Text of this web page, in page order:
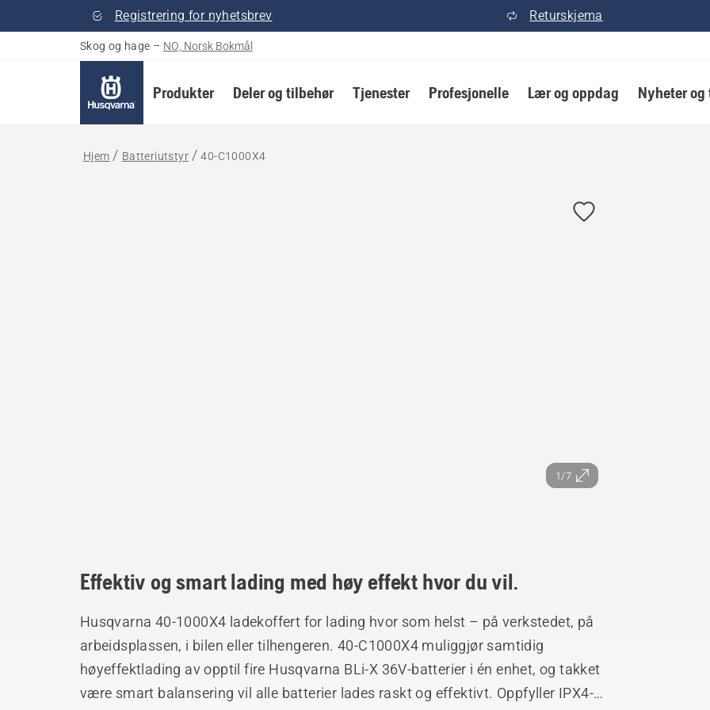
Registrering for nyhetsbrev Returskjema
Skog og hage – NO, Norsk Bokmål
Produkter Deler og tilbehør Tjenester Profesjonelle Lær og oppdag Nyheter
Hjem Batteriutstyr 40-C1000X4
1/7
Effektiv og smart lading med høy effekt hvor du vil.
Husqvarna 40-1000X4 ladekoffert for lading hvor som helst – på verkstedet, på
arbeidsplassen, i bilen eller tilhengeren. 40-C1000X4 muliggjør samtidig
høyeffektlading av opptil fire Husqvarna BLi-X 36V-batterier i én enhet, og takket
være smart balansering vil alle batterier lades raskt og effektivt. Oppfyller IPX4-